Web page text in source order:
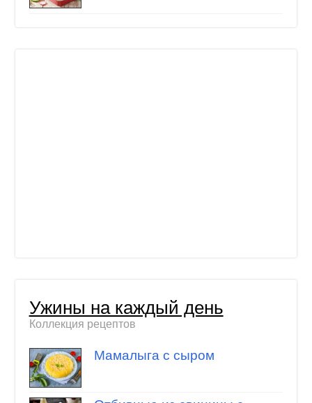
Ужины на каждый день
Коллекция рецептов
Мамалыга с сыром